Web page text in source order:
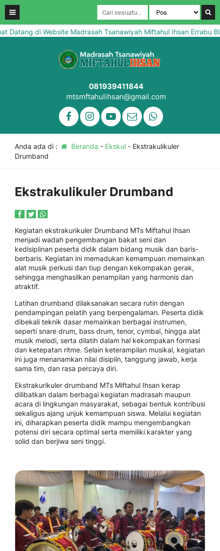
di Website Madrasah Tsanawiyah Miftahul Ihsan Errabu
081939411844
mtsmftahulihsan@gmail.com
Anda ada di : Beranda - Ekskul- Ekstrakulikuler
Drumband
Ekstrakulikuler Drumband
Kegiatan ekstrakurikuler Drumband MTs Miftahul Ihsan
menjadi wadah pengembangan bakat seni dan
kedisiplinan peserta didik dalam bidang musik dan baris-
berbaris. Kegiatan ini memadukan kemampuan memainkan
alat musik perkusi dan tiup dengan kekompakan gerak,
sehingga menghasilkan penampilan yang harmonis dan
atraktif.
Latihan drumband dilaksanakan secara rutin dengan
pendampingan pelatih yang berpengalaman. Peserta didik
dibekali teknik dasar memainkan berbagai instrumen,
seperti snare drum, bass drum, tenor, cymbal, hingga alat
musik melodi, serta dilatih dalam hal kekompakan formasi
dan ketepatan ritme. Selain keterampilan musikal, kegiatan
ini juga menanamkan nilai disiplin, tanggung jawab, kerja
sama tim, dan rasa percaya diri.
Ekstrakurikuler drumband MTs Miftahul Ihsan kerap
dilibatkan dalam berbagai kegiatan madrasah maupun
acara di lingkungan masyarakat, sebagai bentuk kontribusi
sekaligus ajang unjuk kemampuan siswa. Melalui kegiatan
ini, diharapkan peserta didik mampu mengembangkan
potensi diri secara optimal serta memiliki karakter yang
solid dan berjiwa seni tinggi.